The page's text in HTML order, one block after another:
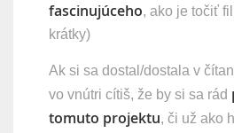
fascinujúceho, ako je točiť
krátky)
Ak si sa dostal/dostala v
vo vnútri cítiš, že by si sa rád
tomuto projektu, či už ako